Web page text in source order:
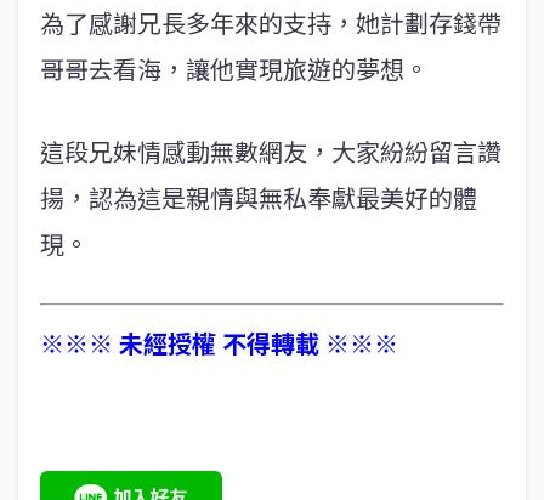
為了感謝兄長多年來的支持，她計劃存錢帶
哥哥去看海，讓他實現旅遊的夢想。
這段兄妹情感動無數網友，大家紛紛留言讚
揚，認為這是親情與無私奉獻最美好的體
現。
※※※ 未經授權 不得轉載 ※※※